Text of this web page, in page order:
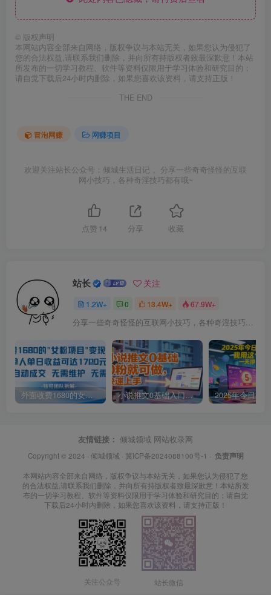
© 版权声明
本网站内容全部来自网络，版权争议与本站无关，如果您认为侵犯了
您的合法权益,请联系我们删除，并向所有持版权者致最深歉意！本站
所发布的一切学习教程、软件等资料仅限用于学习体验和研究目的；
请自觉下载后24小时内删除，如果您喜欢该资料，请支持正版！
THE END
冒泡网赚 网赚项目
欢迎关注站长公众号：倾城生活日记 。分享一些奇奇怪怪的互联
网小技巧，各种奇淫技巧都有哦~
点赞 14 分享 收藏
站长 关注
1.2W+ 0 13.4W+ 67.9W+
分享一些奇奇怪怪的互联网小技巧，各种奇淫技巧都在本站。
外面收费1680的女粉项目变现，单人单日收益可达1.7k，全自动成交无需维护 小说推文0基础入门教程，0粉就可做，快速上手
友情链接： 倾城领域 网站收录网
Copyright © 2024 · 倾城领域· 冀ICP备2024088100号-1 · 负责声明
本网站内容全部来自网络，版权争议与本站无关，如果您认为侵犯了您
的合法权益,请联系我们删除，并向所有持版权者致最深歉意！本站所发
布的一切学习教程、软件等资料仅限用于学习体验和研究目的；请自觉
下载后24小时内删除，如果您喜欢该资料，请支持正版！
关注公众号 站长微信